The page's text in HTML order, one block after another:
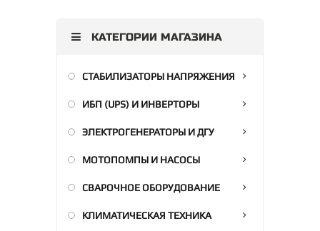
КАТЕГОРИИ МАГАЗИНА
СТАБИЛИЗАТОРЫ НАПРЯЖЕНИЯ
ИБП (UPS) И ИНВЕРТОРЫ
ЭЛЕКТРОГЕНЕРАТОРЫ И ДГУ
МОТОПОМПЫ И НАСОСЫ
СВАРОЧНОЕ ОБОРУДОВАНИЕ
КЛИМАТИЧЕСКАЯ ТЕХНИКА